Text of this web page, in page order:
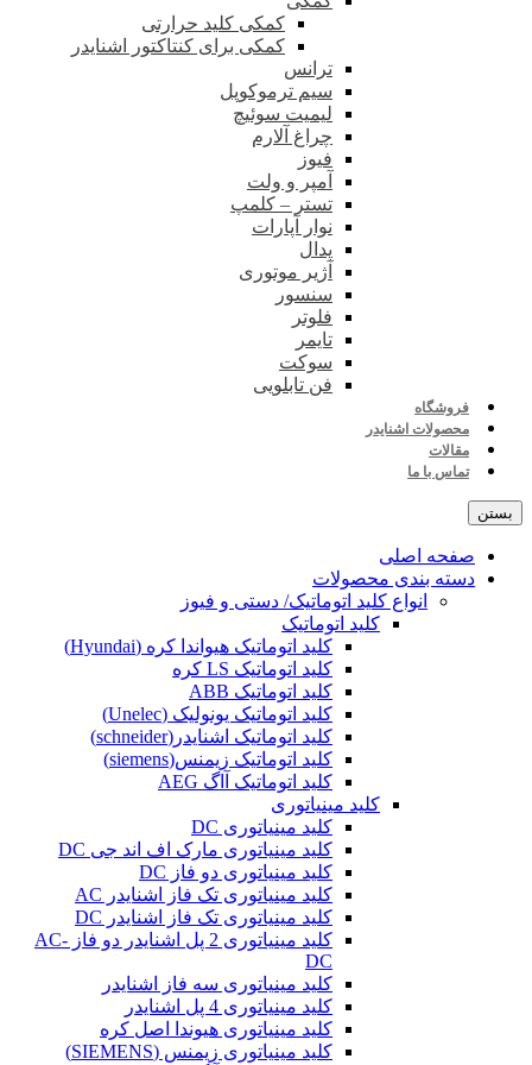
کمکی کلید حرارتی
کمکی برای کنتاکتور اشنایدر
ترانس
سیم ترموکوپل
لیمیت سوئیچ
چراغ آلارم
فیوز
آمپر و ولت
تستر – کلمپ
نوار آپارات
پدال
آژیر موتوری
سنسور
فلوتر
تایمر
سوکت
فن تابلویی
فروشگاه
محصولات اشنایدر
مقالات
تماس با ما
بستن
صفحه اصلی
دسته بندی محصولات
انواع کلید اتوماتیک/ دستی و فیوز
کلید اتوماتیک
کلید اتوماتیک هیواندا کره (Hyundai)
کلید اتوماتیک LS کره
کلید اتوماتیک ABB
کلید اتوماتیک یونولیک (Unelec)
کلید اتوماتیک اشنایدر(schneider)
کلید اتوماتیک زیمنس(siemens)
کلید اتوماتیک آاگ AEG
کلید مینیاتوری
کلید مینیاتوری DC
کلید مینیاتوری مارک اف اند جی DC
کلید مینیاتوری دو فاز DC
کلید مینیاتوری تک فاز اشنایدر AC
کلید مینیاتوری تک فاز اشنایدر DC
کلید مینیاتوری 2 پل اشنایدر دو فاز AC-
DC
کلید مینیاتوری سه فاز اشنایدر
کلید مینیاتوری 4 پل اشنایدر
کلید مینیاتوری هیوندا اصل کره
کلید مینیاتوری زیمنس (SIEMENS)